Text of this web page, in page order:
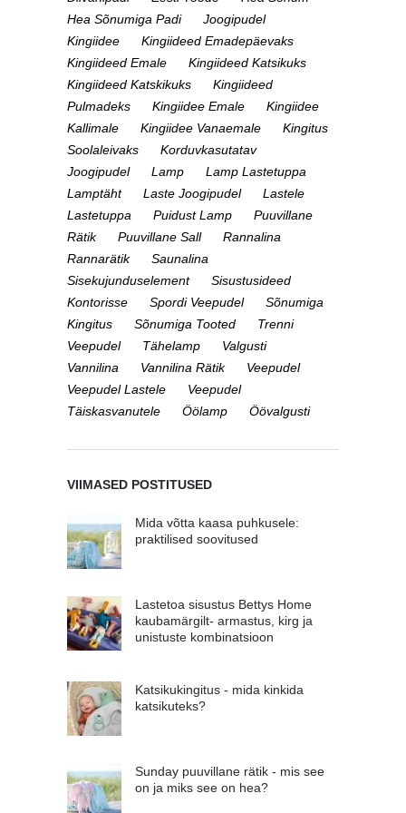
Hea Sõnumiga Padi
Joogipudel
Kingiidee
Kingiideed Emadepäevaks
Kingiideed Emale
Kingiideed Katsikuks
Kingiideed Katskikuks
Kingiideed
Pulmadeks
Kingiidee Emale
Kingiidee
Kallimale
Kingiidee Vanaemale
Kingitus
Soolaleivaks
Korduvkasutatav
Joogipudel
Lamp
Lamp Lastetuppa
Lamptäht
Laste Joogipudel
Lastele
Lastetuppa
Puidust Lamp
Puuvillane
Rätik
Puuvillane Sall
Rannalina
Rannarätik
Saunalina
Sisekujunduselement
Sisustusideed
Kontorisse
Spordi Veepudel
Sõnumiga
Kingitus
Sõnumiga Tooted
Trenni
Veepudel
Tähelamp
Valgusti
Vannilina
Vannilina Rätik
Veepudel
Veepudel Lastele
Veepudel
Täiskasvanutele
Öölamp Öövalgusti
VIIMASED POSTITUSED
Mida võtta kaasa puhkusele:
praktilised soovitused
Lastetoa sisustus Bettys Home
kaubamärgilt- armastus, kirg ja
unistuste kombinatsioon
Katsikukingitus - mida kinkida
katsikuteks?
Sunday puuvillane rätik - mis see
on ja miks see on hea?